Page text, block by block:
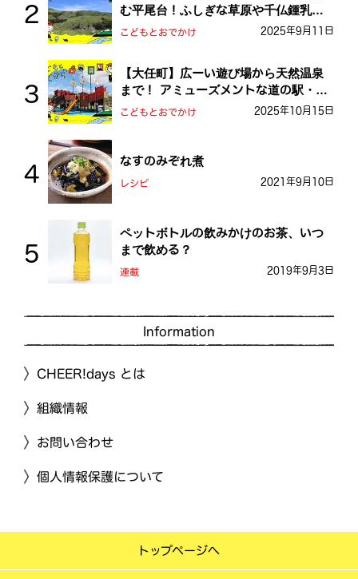
む平尾台！ふしぎな草原や千仏鍾乳洞
を探検しよう！
こどもとおでかけ 2025年9月11日
【大任町】広ーい遊び場から天然温泉
まで！ アミューズメントな道の駅・お
おとう桜街道
こどもとおでかけ 2025年10月15日
なすのみぞれ煮
レシピ 2021年9月10日
ペットボトルの飲みかけのお茶、いつ
まで飲める？
連載 2019年9月3日
Information
CHEER!days とは
組織情報
お問い合わせ
個人情報保護について
トップページへ